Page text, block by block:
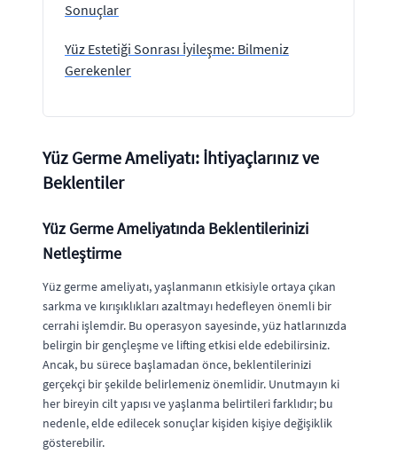
Sonuçlar
Yüz Estetiği Sonrası İyileşme: Bilmeniz
Gerekenler
Yüz Germe Ameliyatı: İhtiyaçlarınız ve
Beklentiler
Yüz Germe Ameliyatında Beklentilerinizi
Netleştirme
Yüz germe ameliyatı, yaşlanmanın etkisiyle ortaya çıkan
sarkma ve kırışıklıkları azaltmayı hedefleyen önemli bir
cerrahi işlemdir. Bu operasyon sayesinde, yüz hatlarınızda
belirgin bir gençleşme ve lifting etkisi elde edebilirsiniz.
Ancak, bu sürece başlamadan önce, beklentilerinizi
gerçekçi bir şekilde belirlemeniz önemlidir. Unutmayın ki
her bireyin cilt yapısı ve yaşlanma belirtileri farklıdır; bu
nedenle, elde edilecek sonuçlar kişiden kişiye değişiklik
gösterebilir.